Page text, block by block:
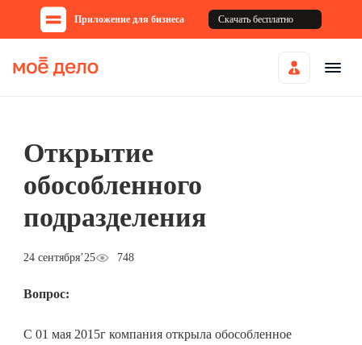
Приложение для бизнеса Скачать бесплатно
Открытие
обособленного
подразделения
24 сентября’25 748
Вопрос:
С 01 мая 2015г компания открыла обособленное